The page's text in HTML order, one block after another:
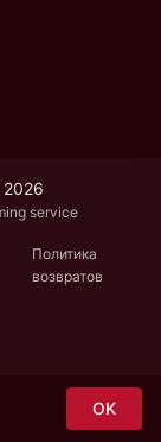
2026
service
Политика
возвратов
OK